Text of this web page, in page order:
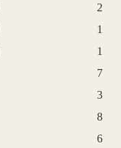
2
1
1
7
3
8
6